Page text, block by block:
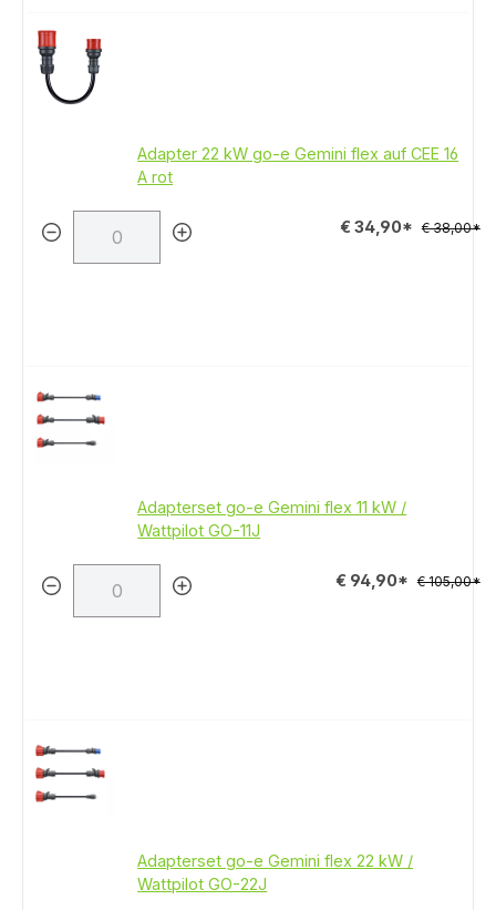
Adapter 22 kW go-e Gemini flex auf CEE 16
A rot
€ 34,90* € 38,00*
Adapterset go-e Gemini flex 11 kW /
Wattpilot GO-11J
€ 94,90* € 105,00*
Adapterset go-e Gemini flex 22 kW /
Wattpilot GO-22J